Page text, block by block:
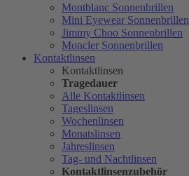
Montblanc Sonnenbrillen
Mini Eyewear Sonnenbrillen
Jimmy Choo Sonnenbrillen
Moncler Sonnenbrillen
Kontaktlinsen
Kontaktlinsen
Tragedauer
Alle Kontaktlinsen
Tageslinsen
Wochenlinsen
Monatslinsen
Jahreslinsen
Tag- und Nachtlinsen
Kontaktlinsenzubehör